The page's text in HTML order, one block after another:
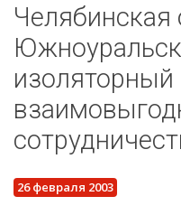
Челябинская
изоляторный
26 февраля 2003